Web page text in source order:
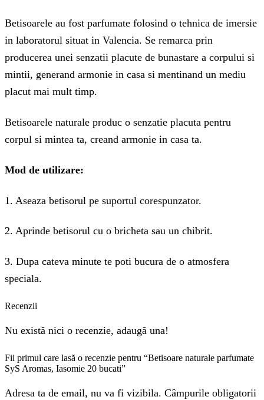
Betisoarele au fost parfumate folosind o tehnica de imersie
in laboratorul situat in Valencia. Se remarca prin
producerea unei senzatii placute de bunastare a corpului si
mintii, generand armonie in casa si mentinand un mediu
placut mai mult timp.
Betisoarele naturale produc o senzatie placuta pentru
corpul si mintea ta, creand armonie in casa ta.
Mod de utilizare:
1. Aseaza betisorul pe suportul corespunzator.
2. Aprinde betisorul cu o bricheta sau un chibrit.
3. Dupa cateva minute te poti bucura de o atmosfera
speciala.
Recenzii
Nu există nici o recenzie, adaugă una!
Fii primul care lasă o recenzie pentru “Betisoare naturale parfumate
SyS Aromas, Iasomie 20 bucati”
Adresa ta de email, nu va fi vizibila. Câmpurile obligatorii